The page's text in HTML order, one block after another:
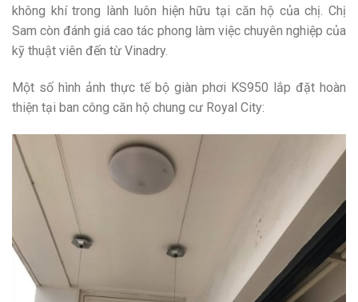
không khí trong lành luôn hiện hữu tại căn hộ của chị. Chị
Sam còn đánh giá cao tác phong làm việc chuyên nghiệp của
kỹ thuật viên đến từ Vinadry.
Một số hình ảnh thực tế bộ giàn phơi KS950 lắp đặt hoàn
thiện tại ban công căn hộ chung cư Royal City: